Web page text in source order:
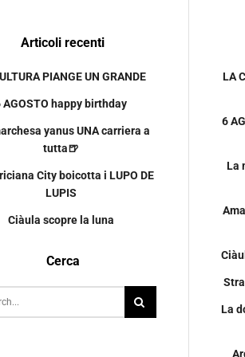
Articoli recenti
PIANGE UN GRANDE
AGOSTO happy birthday
yanus UNA carriera a
tutta🍺
City boicotta i LUPO DE
LUPIS
Ciàula scopre la luna
Cerca
LA
6
La
La